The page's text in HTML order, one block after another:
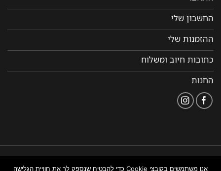
החשבון שלי
ההזמנות שלי
כתובות חיוב ומשלוח
החנות
אנו משתמשים בקובצי Cookie כדי להבטיח שנספק לך את חוויית הגלישה